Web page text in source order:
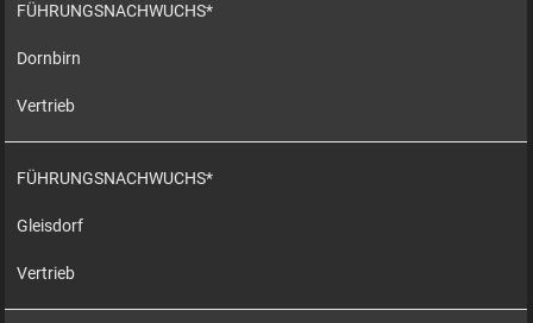
FÜHRUNGSNACHWUCHS*
Dornbirn
Vertrieb
FÜHRUNGSNACHWUCHS*
Gleisdorf
Vertrieb